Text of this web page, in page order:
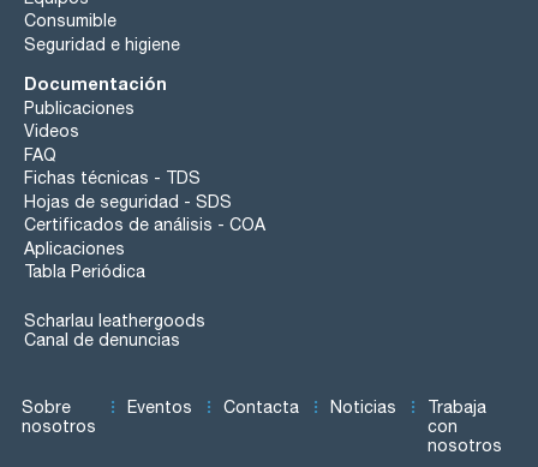
Consumible
Seguridad e higiene
Documentación
Publicaciones
Videos
FAQ
Fichas técnicas - TDS
Hojas de seguridad - SDS
Certificados de análisis - COA
Aplicaciones
Tabla Periódica
Scharlau leathergoods
Canal de denuncias
Sobre
nosotros
Eventos Contacta Noticias
Trabaja
con
nosotros